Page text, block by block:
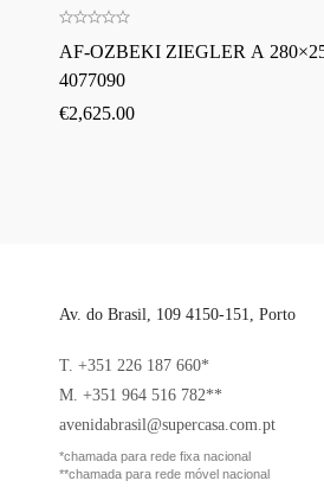
AF-OZBEKI ZIEGLER A
4077090
€2,625.00
Av. do Brasil, 109 4150-151, Porto
T. +351 226 187 660*
M. +351 964 516 782**
avenidabrasil@supercasa.com.pt
*chamada para rede fixa nacional
**chamada para rede móvel nacional